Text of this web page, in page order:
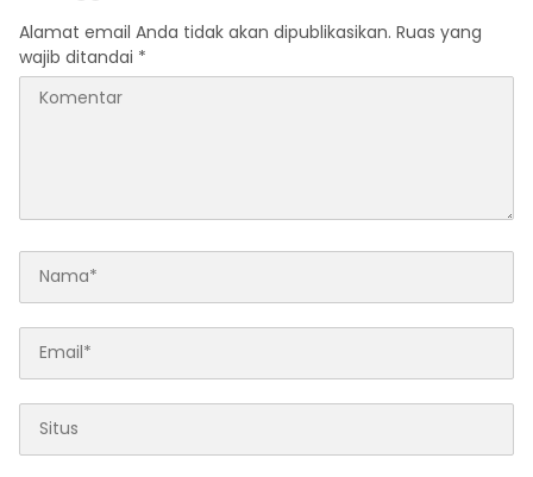
Alamat email Anda tidak akan dipublikasikan. Ruas yang
wajib ditandai *